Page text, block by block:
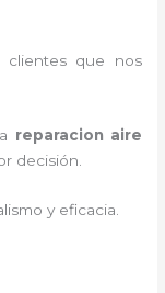
clientes que nos
reparacion aire
decisión.
y eficacia.